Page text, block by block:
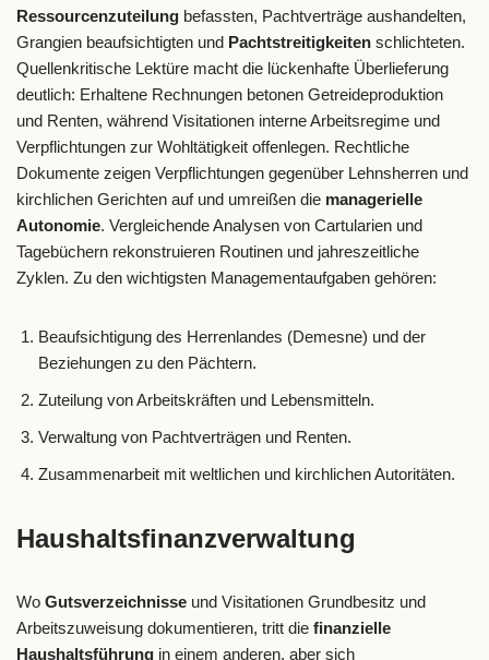
Ressourcenzuteilung befassten, Pachtverträge aushandelten,
Grangien beaufsichtigten und Pachtstreitigkeiten schlichteten.
Quellenkritische Lektüre macht die lückenhafte Überlieferung
deutlich: Erhaltene Rechnungen betonen Getreideproduktion
und Renten, während Visitationen interne Arbeitsregime und
Verpflichtungen zur Wohltätigkeit offenlegen. Rechtliche
Dokumente zeigen Verpflichtungen gegenüber Lehnsherren und
kirchlichen Gerichten auf und umreißen die managerielle
Autonomie. Vergleichende Analysen von Cartularien und
Tagebüchern rekonstruieren Routinen und jahreszeitliche
Zyklen. Zu den wichtigsten Managementaufgaben gehören:
Beaufsichtigung des Herrenlandes (Demesne) und der
Beziehungen zu den Pächtern.
Zuteilung von Arbeitskräften und Lebensmitteln.
Verwaltung von Pachtverträgen und Renten.
Zusammenarbeit mit weltlichen und kirchlichen Autoritäten.
Haushaltsfinanzverwaltung
Wo Gutsverzeichnisse und Visitationen Grundbesitz und
Arbeitszuweisung dokumentieren, tritt die finanzielle
Haushaltsführung in einem anderen, aber sich